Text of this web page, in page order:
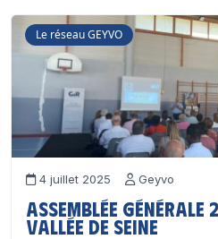
Le réseau GEYVO
4 juillet 2025 Geyvo
Assemblée Générale
Vallée de Seine